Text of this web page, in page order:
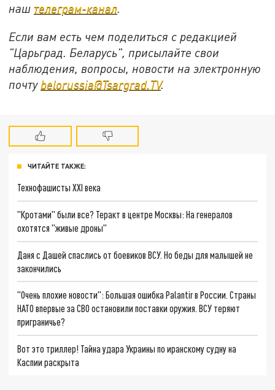
наш телеграм-канал.
Если вам есть чем поделиться с редакцией
"Царьград. Беларусь", присылайте свои
наблюдения, вопросы, новости на электронную
почту belorussia@Tsargrad.TV.
ЧИТАЙТЕ ТАКЖЕ:
Технофашисты XXI века
"Кротами" были все? Теракт в центре Москвы: На генералов
охотятся "живые дроны"
Даня с Дашей спаслись от боевиков ВСУ. Но беды для малышей не
закончились
"Очень плохие новости": Большая ошибка Palantir в России. Страны
НАТО впервые за СВО остановили поставки оружия. ВСУ теряют
приграничье?
Вот это триллер! Тайна удара Украины по иранскому судну на
Каспии раскрыта